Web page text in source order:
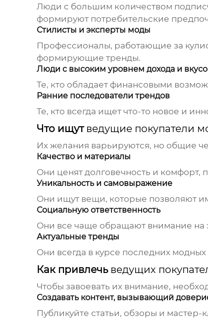
Люди с большим количеством
формируют потребительские
Стилисты и эксперты моды
Профессионалы, работающие за
формирующие тренды.
Люди с высоким уровнем дохода и
Те, кто обладает финансовыми
Ранние последователи трендов
Те, кто всегда ищет что-то новое и
Что ищут ведущие покупатели
Их желания варьируются, но общие
Качество и материалы
Они ценят долговечность и комфорт,
Уникальность и самовыражение
Они ищут вещи, которые позволяют
Социальную ответственность
Они все чаще обращают внимание на
Актуальные тренды
Они всегда в курсе последних
Как привлечь ведущих
Чтобы завоевать их внимание,
Создавать контент, вызывающий
Публикуйте статьи, обзоры и